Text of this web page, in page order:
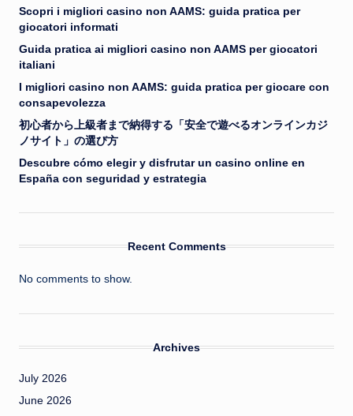
Scopri i migliori casino non AAMS: guida pratica per
giocatori informati
Guida pratica ai migliori casino non AAMS per giocatori
italiani
I migliori casino non AAMS: guida pratica per giocare con
consapevolezza
初心者から上級者まで納得する「安全で遊べるオンラインカジ
ノサイト」の選び方
Descubre cómo elegir y disfrutar un casino online en
España con seguridad y estrategia
Recent Comments
No comments to show.
Archives
July 2026
June 2026